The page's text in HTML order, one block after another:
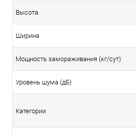
Высота
Ширина
Мощность замораживания (кг/сут)
Уровень шума (дБ)
Категории